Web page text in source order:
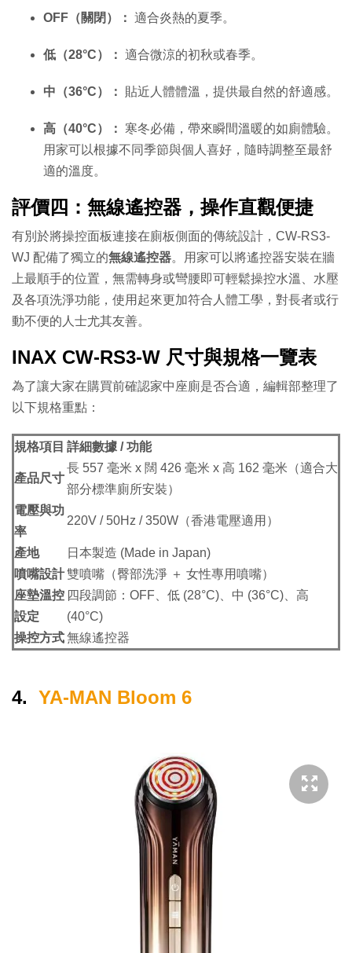
OFF（關閉）： 適合炎熱的夏季。
低（28°C）： 適合微涼的初秋或春季。
中（36°C）： 貼近人體體溫，提供最自然的舒適感。
高（40°C）：
寒冬必備，帶來瞬間溫暖的如廁體驗。
用家可以根據不同季節與個人喜好，隨時調整至最舒
適的溫度。
評價四：無線遙控器，操作直觀便捷
有別於將操控面板連接在廁板側面的傳統設計，CW-RS3-
WJ 配備了獨立的無線遙控器。用家可以將遙控器安裝在牆
上最順手的位置，無需轉身或彎腰即可輕鬆操控水溫、水壓
及各項洗淨功能，使用起來更加符合人體工學，對長者或行
動不便的人士尤其友善。
INAX CW-RS3-W 尺寸與規格一覽表
為了讓大家在購買前確認家中座廁是否合適，編輯部整理了
以下規格重點：
規格項目 詳細數據 / 功能
產品尺寸
長 557 毫米 x 闊 426 毫米 x 高 162 毫米（適合大
部分標準廁所安裝）
電壓與功
率
220V / 50Hz / 350W（香港電壓適用）
產地
日本製造 (Made in Japan)
噴嘴設計雙噴嘴（臀部洗淨 ＋ 女性專用噴嘴）
座墊溫控
設定
四段調節：OFF、低 (28°C)、中 (36°C)、高
(40°C)
操控方式無線遙控器
4. YA-MAN Bloom 6